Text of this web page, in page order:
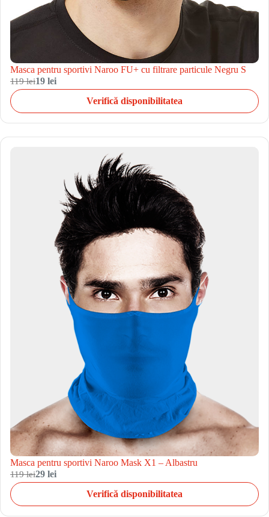
Masca pentru sportivi Naroo FU+ cu filtrare particule Negru S
119 lei19 lei
Verifică disponibilitatea
Masca pentru sportivi Naroo Mask X1 – Albastru
119 lei29 lei
Verifică disponibilitatea